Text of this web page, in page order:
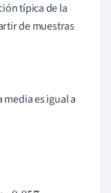
típica de la
de muestras
es igual a
0.057 .